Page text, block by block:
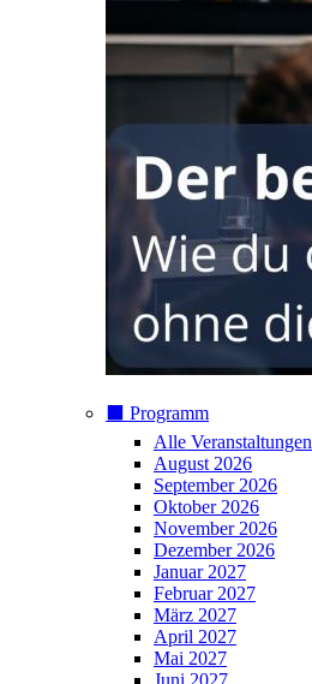
⬛️ Programm
Alle Veranstaltungen
August 2026
September 2026
Oktober 2026
November 2026
Dezember 2026
Januar 2027
Februar 2027
März 2027
April 2027
Mai 2027